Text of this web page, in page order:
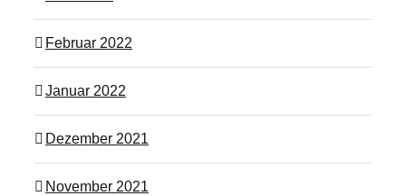
Februar 2022
Januar 2022
Dezember 2021
November 2021